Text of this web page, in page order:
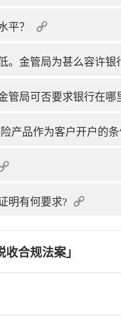
平？
。金管局为甚么容许银
管局可否要求银行在哪
产品作为客户开户的条
明有何要求?
合规法案」